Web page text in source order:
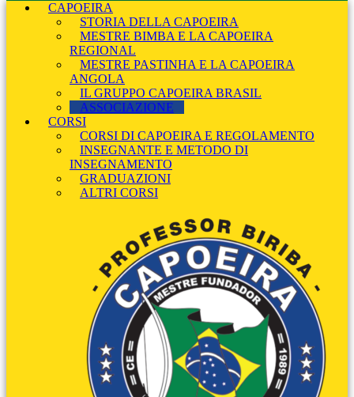
CAPOEIRA
STORIA DELLA CAPOEIRA
MESTRE BIMBA E LA CAPOEIRA
REGIONAL
MESTRE PASTINHA E LA CAPOEIRA
ANGOLA
IL GRUPPO CAPOEIRA BRASIL
ASSOCIAZIONE
CORSI
CORSI DI CAPOEIRA E REGOLAMENTO
INSEGNANTE E METODO DI
INSEGNAMENTO
GRADUAZIONI
ALTRI CORSI